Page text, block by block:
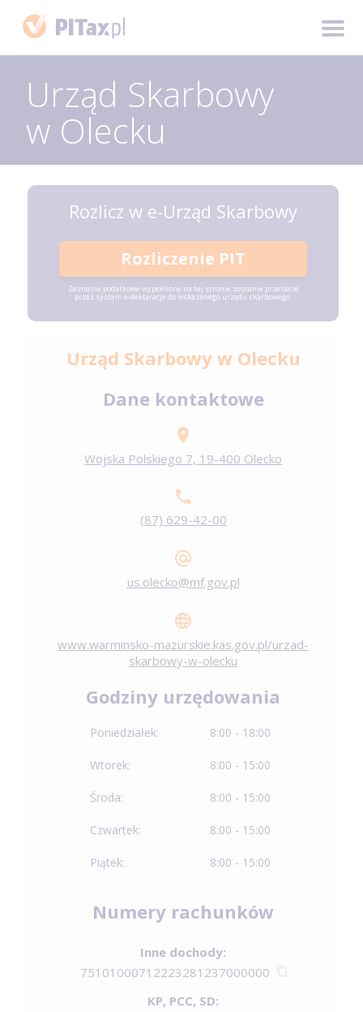
Urząd Skarbowy
w Olecku
Rozlicz w e-Urząd Skarbowy
Rozliczenie PIT
Zeznanie podatkowe wypełnione na tej stronie zostanie przesłane
przez system e-deklaracje do wskazanego urzędu skarbowego.
Urząd Skarbowy w Olecku
Dane kontaktowe
Wojska Polskiego 7, 19-400 Olecko
(87) 629-42-00
us.olecko@mf.gov.pl
www.warminsko-mazurskie.kas.gov.pl/urzad-
skarbowy-w-olecku
Godziny urzędowania
Poniedziałek: 8:00 - 18:00
Wtorek: 8:00 - 15:00
Środa: 8:00 - 15:00
Czwartek: 8:00 - 15:00
Piątek: 8:00 - 15:00
Numery rachunków
Inne dochody:
75101000712223281237000000
KP, PCC, SD: